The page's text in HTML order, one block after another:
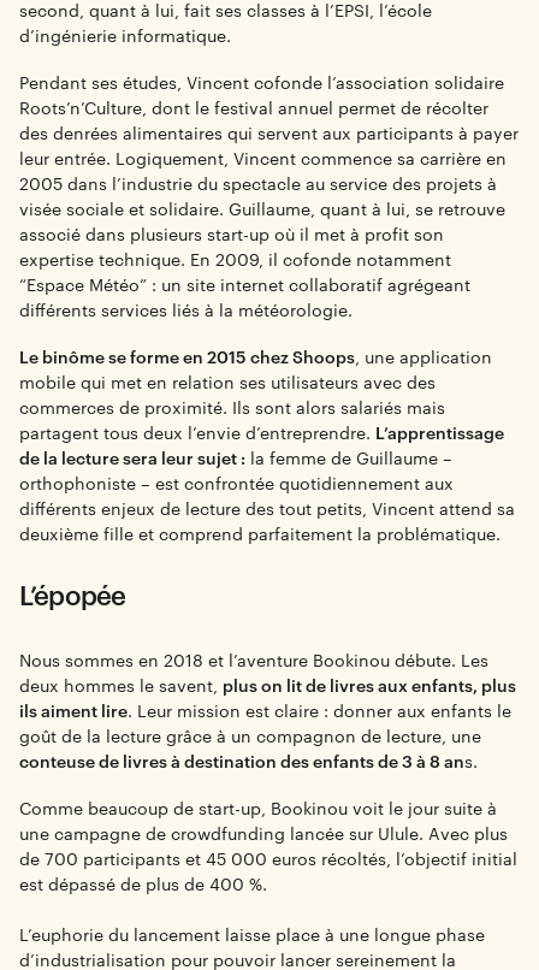
second, quant à lui, fait ses classes à l’EPSI, l’école
d’ingénierie informatique.
Pendant ses études, Vincent cofonde l’association solidaire
Roots’n’Culture, dont le festival annuel permet de récolter
des denrées alimentaires qui servent aux participants à payer
leur entrée. Logiquement, Vincent commence sa carrière en
2005 dans l’industrie du spectacle au service des projets à
visée sociale et solidaire. Guillaume, quant à lui, se retrouve
associé dans plusieurs start-up où il met à profit son
expertise technique. En 2009, il cofonde notamment
“Espace Météo” : un site internet collaboratif agrégeant
différents services liés à la météorologie.
Le binôme se forme en 2015 chez Shoops, une application
mobile qui met en relation ses utilisateurs avec des
commerces de proximité. Ils sont alors salariés mais
partagent tous deux l’envie d’entreprendre.
L’apprentissage
de la lecture sera leur sujet : la femme de Guillaume –
orthophoniste – est confrontée quotidiennement aux
différents enjeux de lecture des tout petits, Vincent attend sa
deuxième fille et comprend parfaitement la problématique.
L’épopée
Nous sommes en 2018 et l’aventure Bookinou débute. Les
deux hommes le savent,
plus on lit de livres aux enfants, plus
ils aiment lire. Leur mission est claire : donner aux enfants le
goût de la lecture grâce à un compagnon de lecture, une
conteuse de livres à destination des enfants de 3 à 8 ans.
Comme beaucoup de start-up, Bookinou voit le jour suite à
une campagne de crowdfunding lancée sur Ulule. Avec plus
de 700 participants et 45 000 euros récoltés, l’objectif initial
est dépassé de plus de 400 %.
L’euphorie du lancement laisse place à une longue phase
d’industrialisation pour pouvoir lancer sereinement la